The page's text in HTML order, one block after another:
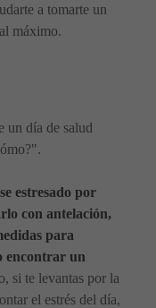
a tomarte un
máximo.
un día de salud
estresado por
con antelación,
para
encontrar un
si te levantas por la
el estrés del día,